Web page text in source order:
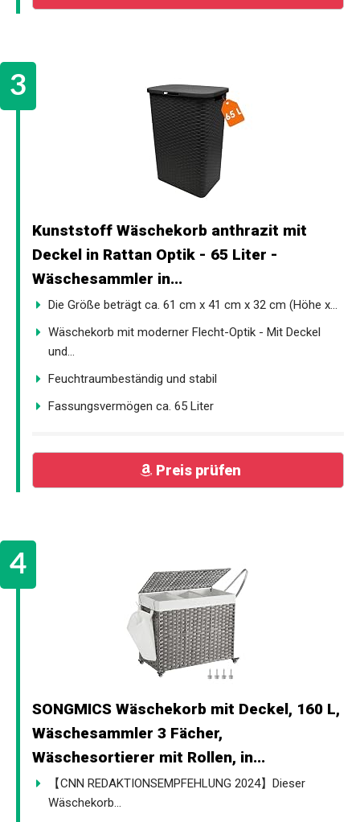
Kunststoff Wäschekorb anthrazit mit
Deckel in Rattan Optik - 65 Liter -
Wäschesammler in...
Die Größe beträgt ca. 61 cm x 41 cm x 32 cm (Höhe x...
Wäschekorb mit moderner Flecht-Optik - Mit Deckel
und...
Feuchtraumbeständig und stabil
Fassungsvermögen ca. 65 Liter
Preis prüfen
SONGMICS Wäschekorb mit Deckel, 160 L,
Wäschesammler 3 Fächer,
Wäschesortierer mit Rollen, in...
【CNN REDAKTIONSEMPFEHLUNG 2024】Dieser
Wäschekorb...